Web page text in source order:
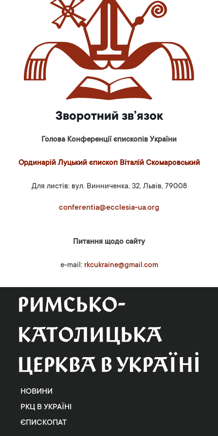
Зворотний зв’язок
Голова Конференції єпископів України
Ординарій Луцький єпископ Віталій Скомаровський
Для листів: вул. Винниченка, 32, Львів, 79008
conferentia@ecclesia-ua.org
Питання щодо сайту
e-mail: rkcukraine@gmail.com
НОВИНИ
РКЦ В УКРАЇНІ
ЄПИСКОПАТ